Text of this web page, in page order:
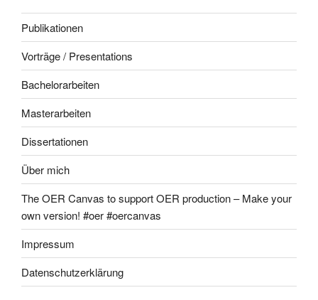
Publikationen
Vorträge / Presentations
Bachelorarbeiten
Masterarbeiten
Dissertationen
Über mich
The OER Canvas to support OER production – Make your
own version! #oer #oercanvas
Impressum
Datenschutzerklärung